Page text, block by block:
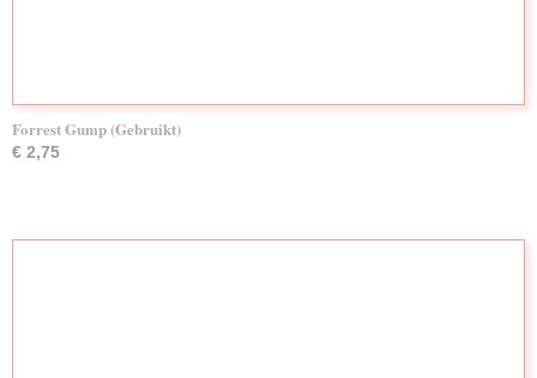
Forrest Gump (Gebruikt)
€ 2,75